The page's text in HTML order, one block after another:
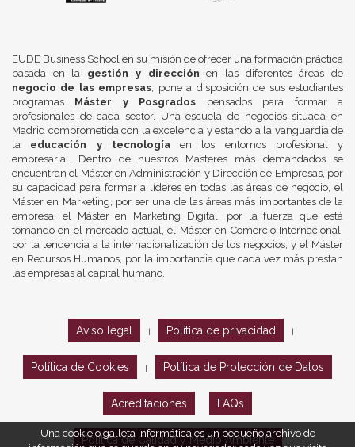
EUDE Business School en su misión de ofrecer una formación práctica
basada en la gestión y dirección en las diferentes áreas de
negocio de las empresas, pone a disposición de sus estudiantes
programas Máster y Posgrados pensados para formar a
profesionales de cada sector. Una escuela de negocios situada en
Madrid comprometida con la excelencia y estando a la vanguardia de
la educación y tecnologíaen los entornos profesional y
empresarial. Dentro de nuestros Másteres más demandados se
encuentran el Máster en Administración y Dirección de Empresas, por
su capacidad para formar a líderes en todas las áreas de negocio, el
Máster en Marketing, por ser una de las áreas más importantes de la
empresa, el Máster en Marketing Digital, por la fuerza que está
tomando en el mercado actual, el Máster en Comercio Internacional,
por la tendencia a la internacionalización de los negocios, y el Máster
en Recursos Humanos, por la importancia que cada vez más prestan
las empresas al capital humano.
Aviso legal Política de privacidad
Política de Cookies Política de Protección de Datos
Acreditaciones FAQs
Política de Calidad y Medio Ambiente
Una cookie o galleta informática es un pequeño archivo de